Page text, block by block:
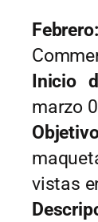
Febrero:
Inicio
marzo
vistas